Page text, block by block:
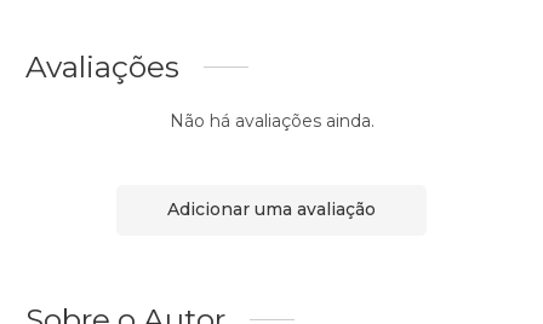
Avaliações
Não há avaliações ainda.
Adicionar uma avaliação